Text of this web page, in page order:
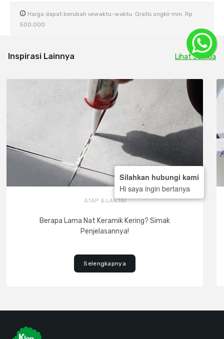
Harga dapat berubah sewaktu-waktu. Gratis ongkir min. Rp
500.000
Inspirasi Lainnya Lihat Semua
ATAP & LANTAI
Berapa Lama Nat Keramik Kering? Simak
Penjelasannya!
Selengkapnya
Silahkan hubungi kami
Hi saya ingin bertanya